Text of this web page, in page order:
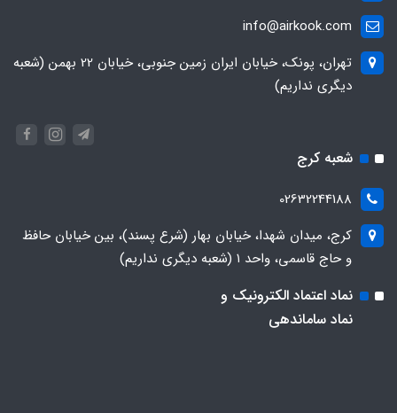
info@airkook.com
تهران، پونک، خیابان ایران زمین جنوبی، خیابان 22 بهمن (شعبه
دیگری نداریم)
شعبه کرج
02632244188
کرج، میدان شهدا، خیابان بهار (شرع پسند)، بین خیابان حافظ
و حاج قاسمی، واحد ۱ (شعبه دیگری نداریم)
نماد اعتماد الکترونیک و
نماد ساماندهی